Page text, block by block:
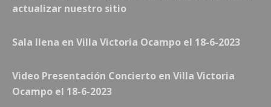
actualizar nuestro sitio
Sala llena en Villa Victoria Ocampo el 18-6-2023
Video Presentación Concierto en Villa Victoria
Ocampo el 18-6-2023